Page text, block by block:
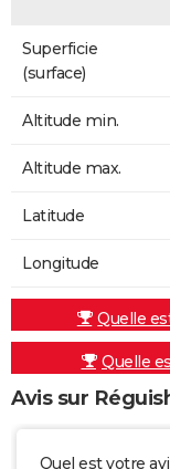
Superficie
(surface)
Altitude min.
Altitude max.
Latitude
Longitude
Quelle
Quelle
Avis sur
Quel est votre